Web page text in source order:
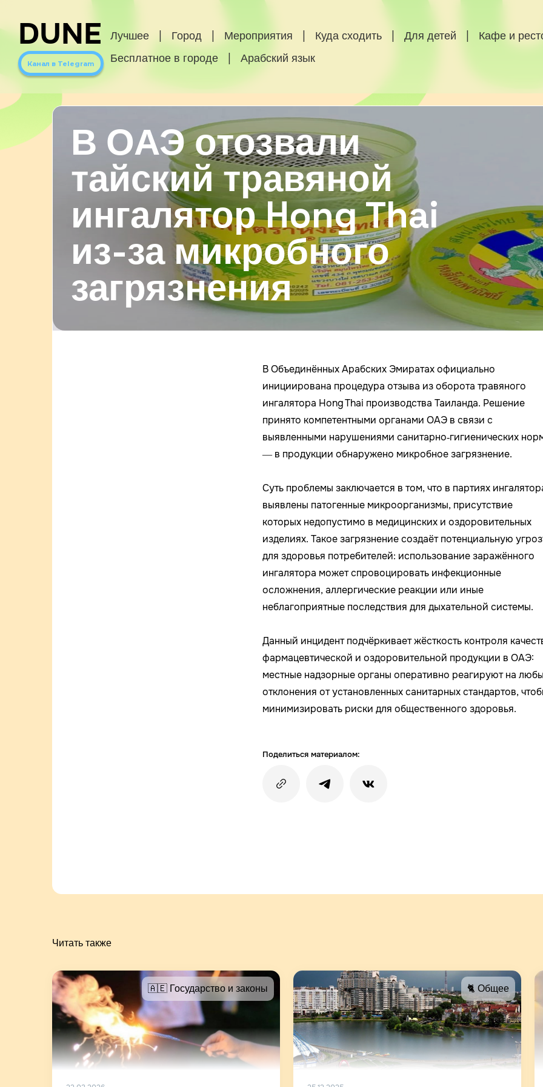
DUNE
Канал в Telegram
Лучшее Город Мероприятия Куда сходить Для детей Кафе и
Бесплатное в городе
Арабский язык
В ОАЭ отозвали
тайский травяной
ингалятор Hong Thai
из-за микробного
загрязнения
В Объединённых Арабских Эмиратах официально
инициирована процедура отзыва из оборота травяного
ингалятора Hong Thai производства Таиланда. Решение
принято компетентными органами ОАЭ в связи с
выявленными нарушениями санитарно‑гигиенических
— в продукции обнаружено микробное загрязнение.
Суть проблемы заключается в том, что в партиях
выявлены патогенные микроорганизмы, присутствие
которых недопустимо в медицинских и оздоровительных
изделиях. Такое загрязнение создаёт потенциальную
для здоровья потребителей: использование заражённого
ингалятора может спровоцировать инфекционные
осложнения, аллергические реакции или иные
неблагоприятные последствия для дыхательной системы.
Данный инцидент подчёркивает жёсткость контроля
фармацевтической и оздоровительной продукции в ОАЭ:
местные надзорные органы оперативно реагируют на
отклонения от установленных санитарных стандартов,
минимизировать риски для общественного здоровья.
Поделиться материалом:
Читать также
🇦🇪 Государство и законы 🐈 Общее